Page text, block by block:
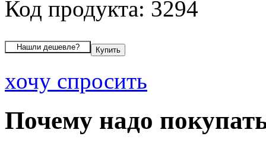
Код продукта: 3294
хочу спросить
Почему надо